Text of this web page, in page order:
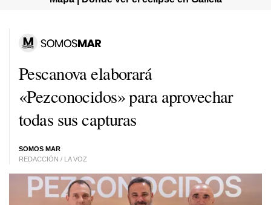
Pescanova elaborará
«Pezconocidos» para aprovechar
todas sus capturas
SOMOS MAR
REDACCIÓN / LA VOZ